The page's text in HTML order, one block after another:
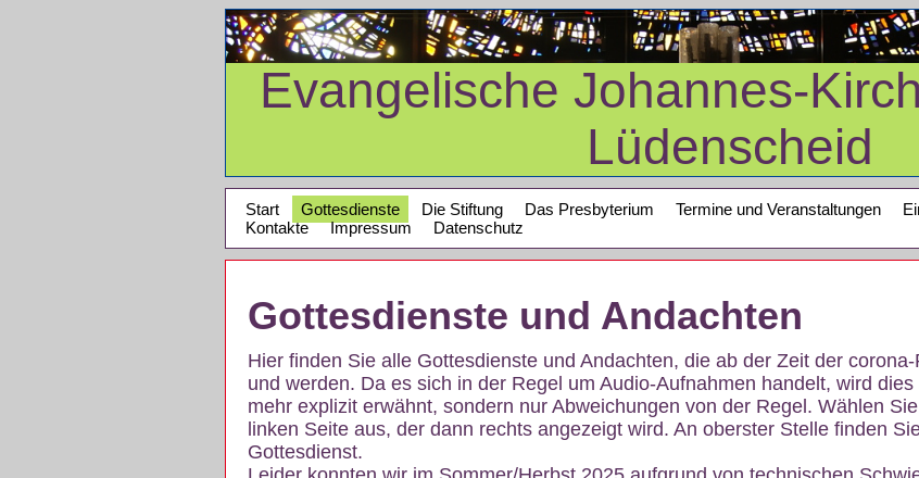
Evangelische Johannes-
Lüdenscheid
Start Gottesdienste Die Stiftung Das Presbyterium Termine und Veranstaltungen
Kontakte
Impressum Datenschutz
Gottesdienste und Andachten
Hier finden Sie alle Gottesdienste und Andachten, die ab der Zeit der
und werden. Da es sich in der Regel um Audio-Aufnahmen handelt, wird
mehr explizit erwähnt, sondern nur Abweichungen von der Regel. Wählen
linken Seite aus, der dann rechts angezeigt wird. An oberster Stelle finden
Gottesdienst.